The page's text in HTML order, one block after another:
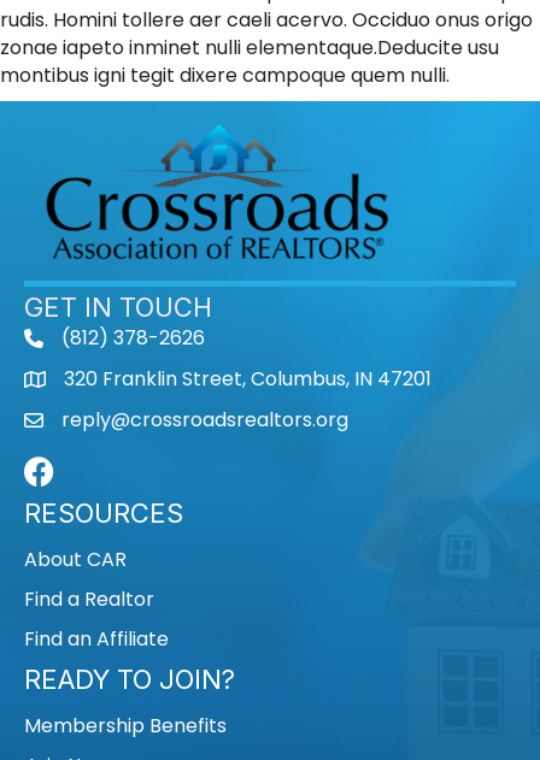
rudis. Homini tollere aer caeli acervo. Occiduo onus origo
zonae iapeto inminet nulli elementaque.Deducite usu
montibus igni tegit dixere campoque quem nulli.
GET IN TOUCH
phone(812) 378-2626
map320 Franklin Street, Columbus, IN 47201
mail reply@crossroadsrealtors.org
Facebook
RESOURCES
About CAR
Find a Realtor
Find an Affiliate
READY TO JOIN?
Membership Benefits